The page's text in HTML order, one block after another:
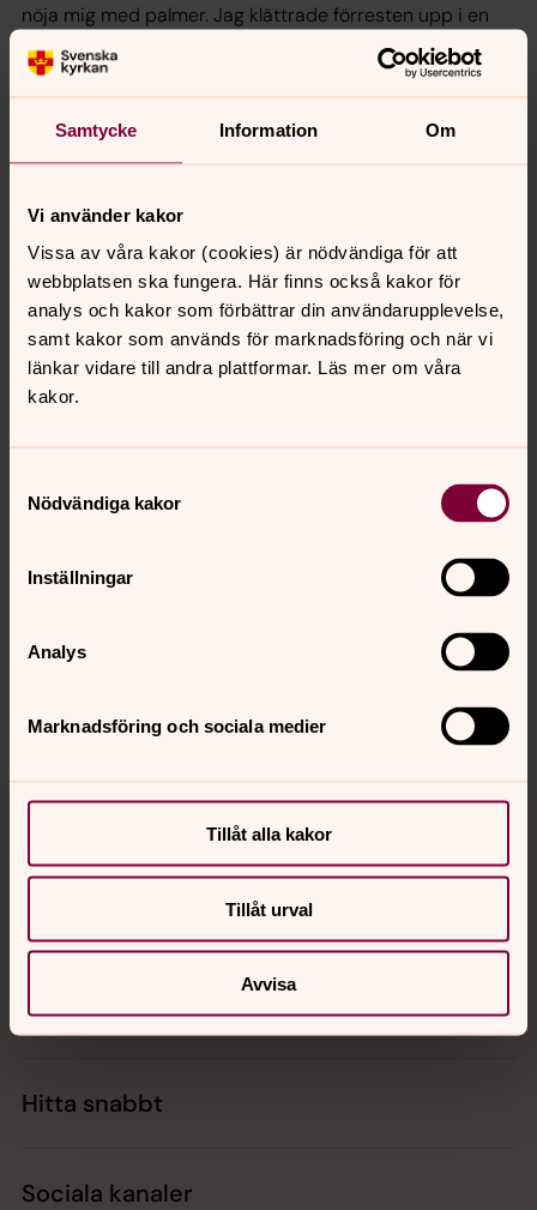
Samtycke Information Om
Vi använder kakor
Vissa av våra kakor (cookies) är nödvändiga för att
webbplatsen ska fungera. Här finns också kakor för
analys och kakor som förbättrar din användarupplevelse,
samt kakor som används för marknadsföring och när vi
länkar vidare till andra plattformar. Läs mer om våra
kakor.
Nödvändiga kakor
Inställningar
Analys
Marknadsföring och sociala medier
Tillåt alla kakor
Tillåt urval
Avvisa
nöja mig med palmer. Jag klättrade förresten upp i en
idag! Hoppas ni andra mår bra vart ni nu än i världen
befinner er.
Läs mer om programmet "Ung i
den världsvida kyrkan"
Är du nyfiken på utbytesprogrammet? Vill du
kanske vara värdfamilj, värdförsamling eller är du
mellan 18 och 30 år och själv nyfiken på att uppleva
församlingslivet i ett annat land?
Synpunkter eller frågor på sidans
skara.stift@svenskakyrkan.se
Tillbaka till toppen
Tillbaka till innehållet
Kalender
Hitta snabbt
Sociala kanaler